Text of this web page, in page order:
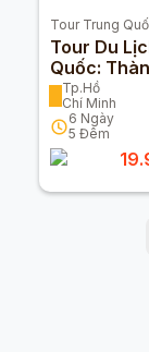
Tour Trung
Tour Du
Quốc:
Cửu Trại
Sơn 6n5đ
Tp.Hồ
Chí Minh
6 Ngày
5 Đêm